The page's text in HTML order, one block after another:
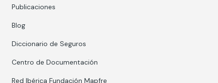
Publicaciones
Blog
Diccionario de Seguros
Centro de Documentación
Red Ibérica Fundación Mapfre